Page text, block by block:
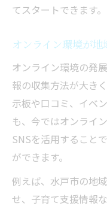
スキルアップを
介
オンライン
由
オンライン
体験
オンライン
情報
オンライン
つ背景
てスタートできます。
オンライン環境が
オンライン環境の発
報の収集方法が大き
示板や口コミ、イベ
も、今ではオンライ
SNSを活用すること
ができます。
例えば、水戸市の地
せ、子育て支援情報